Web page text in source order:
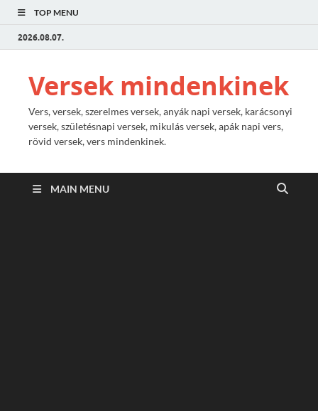
TOP MENU
2026.08.07.
Versek mindenkinek
Vers, versek, szerelmes versek, anyák napi versek, karácsonyi
versek, születésnapi versek, mikulás versek, apák napi vers,
rövid versek, vers mindenkinek.
MAIN MENU